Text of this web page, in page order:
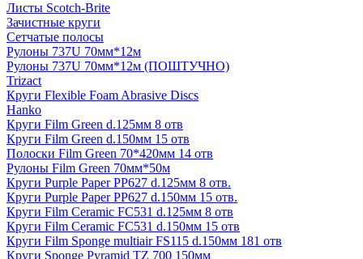
Листы Scotch-Brite
Зачистные круги
Сетчатые полосы
Рулоны 737U 70мм*12м
Рулоны 737U 70мм*12м (ПОШТУЧНО)
Trizact
Круги Flexible Foam Abrasive Discs
Hanko
Круги Film Green d.125мм 8 отв
Круги Film Green d.150мм 15 отв
Полоски Film Green 70*420мм 14 отв
Рулоны Film Green 70мм*50м
Круги Purple Paper PP627 d.125мм 8 отв.
Круги Purple Paper PP627 d.150мм 15 отв.
Круги Film Ceramic FC531 d.125мм 8 отв
Круги Film Ceramic FC531 d.150мм 15 отв
Круги Film Sponge multiair FS115 d.150мм 181 отв
Круги Sponge Pyramid TZ 700 150мм